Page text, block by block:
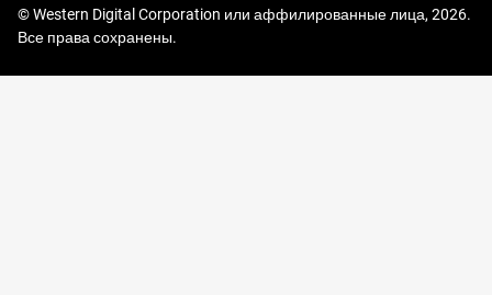
© Western Digital Corporation или аффилированные лица, 2026.
Все права сохранены.